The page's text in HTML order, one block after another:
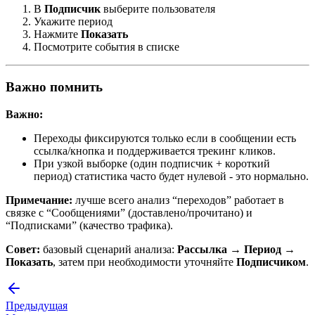
В Подписчик выберите пользователя
Укажите период
Нажмите Показать
Посмотрите события в списке
Важно помнить
Важно:
Переходы фиксируются только если в сообщении есть
ссылка/кнопка и поддерживается трекинг кликов.
При узкой выборке (один подписчик + короткий
период) статистика часто будет нулевой - это нормально.
Примечание: лучше всего анализ “переходов” работает в
связке с “Сообщениями” (доставлено/прочитано) и
“Подписками” (качество трафика).
Совет: базовый сценарий анализа: Рассылка → Период →
Показать, затем при необходимости уточняйте Подписчиком.
Предыдущая